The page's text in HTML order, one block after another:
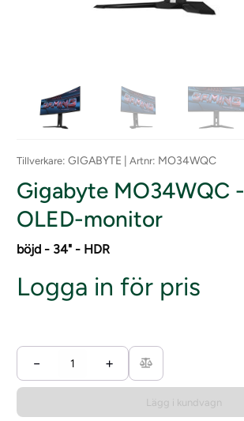
Tillverkare: GIGABYTE | Artnr: MO34WQC
Gigabyte MO34WQC -
OLED-monitor
böjd - 34" - HDR
Logga in för pris
− +
Lägg i kundvagn